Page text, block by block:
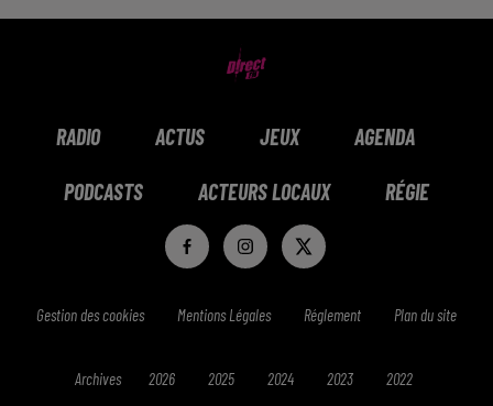
RADIO ACTUS JEUX AGENDA
PODCASTS ACTEURS LOCAUX RÉGIE
Gestion des cookies Mentions Légales Réglement Plan du site
Archives 2026 2025 2024 2023 2022